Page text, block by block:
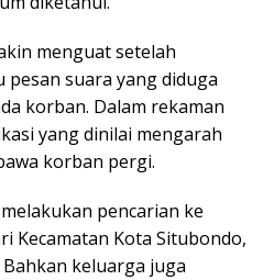
menguat setelah
suara yang diduga
korban. Dalam rekaman
yang dinilai mengarah
korban pergi.
pencarian ke
Kecamatan Kota Situbondo,
keluarga juga